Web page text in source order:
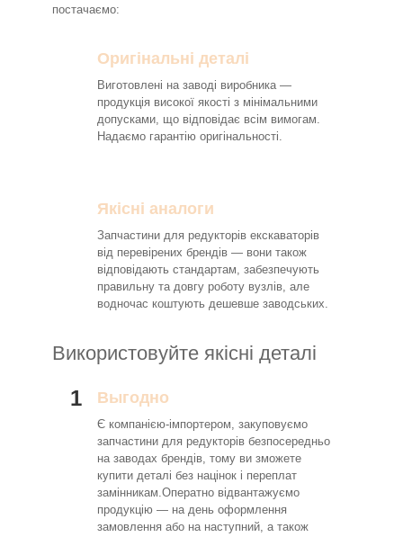
постачаємо:
Оригінальні деталі
Виготовлені на заводі виробника —
продукція високої якості з мінімальними
допусками, що відповідає всім вимогам.
Надаємо гарантію оригінальності.
Якісні аналоги
Запчастини для редукторів екскаваторів
від перевірених брендів — вони також
відповідають стандартам, забезпечують
правильну та довгу роботу вузлів, але
водночас коштують дешевше заводських.
Використовуйте якісні деталі
1 Выгодно
Є компанією-імпортером, закуповуємо
запчастини для редукторів безпосередньо
на заводах брендів, тому ви зможете
купити деталі без націнок і переплат
замінникам.Оператно відвантажуємо
продукцію — на день оформлення
замовлення або на наступний, а також